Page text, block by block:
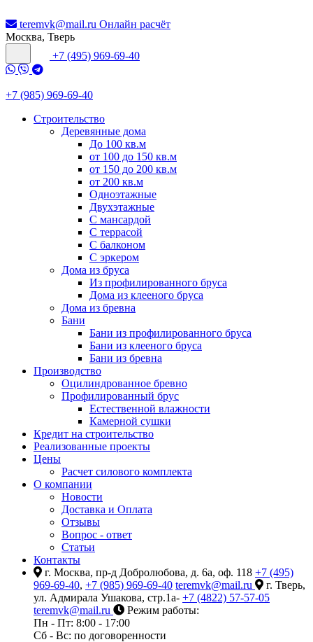
teremvk@mail.ru Онлайн расчёт
Москва, Тверь
+7 (495) 969-69-40
+7 (985) 969-69-40
Строительство
Деревянные дома
До 100 кв.м
от 100 до 150 кв.м
от 150 до 200 кв.м
от 200 кв.м
Одноэтажные
Двухэтажные
С мансардой
С террасой
С балконом
С эркером
Дома из бруса
Из профилированного бруса
Дома из клееного бруса
Дома из бревна
Бани
Бани из профилированного бруса
Бани из клееного бруса
Бани из бревна
Производство
Оцилиндрованное бревно
Профилированный брус
Естественной влажности
Камерной сушки
Кредит на строительство
Реализованные проекты
Цены
Расчет силового комплекта
О компании
Новости
Доставка и Оплата
Отзывы
Вопрос - ответ
Статьи
Контакты
г. Москва, пр-д Добролюбова, д. 6а, оф. 118 +7 (495)
969-69-40, +7 (985) 969-69-40 teremvk@mail.ru
г. Тверь,
ул. Адмирала Ушакова, стр.1а- +7 (4822) 57-57-05
teremvk@mail.ru
Режим работы:
Пн - Пт: 8:00 - 17:00
Сб - Вс: по договоренности